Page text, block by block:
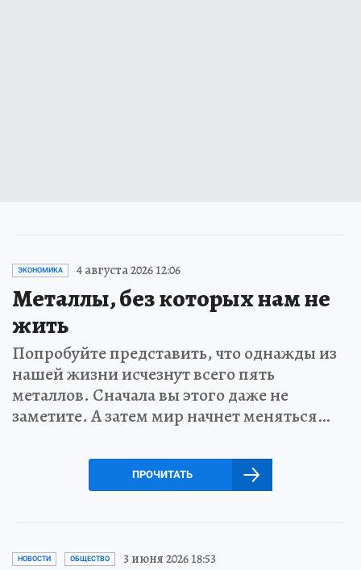
ЭКОНОМИКА 4 августа 2026 12:06
Металлы, без которых нам не
жить
Попробуйте представить, что однажды из
нашей жизни исчезнут всего пять
металлов. Сначала вы этого даже не
заметите. А затем мир начнет меняться…
ПРОЧИТАТЬ
НОВОСТИ ОБЩЕСТВО 3 июня 2026 18:53